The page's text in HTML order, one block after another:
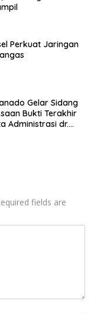
Perkuat Jaringan
Gelar Sidang
Bukti Terakhir
Administrasi dr.
fields are